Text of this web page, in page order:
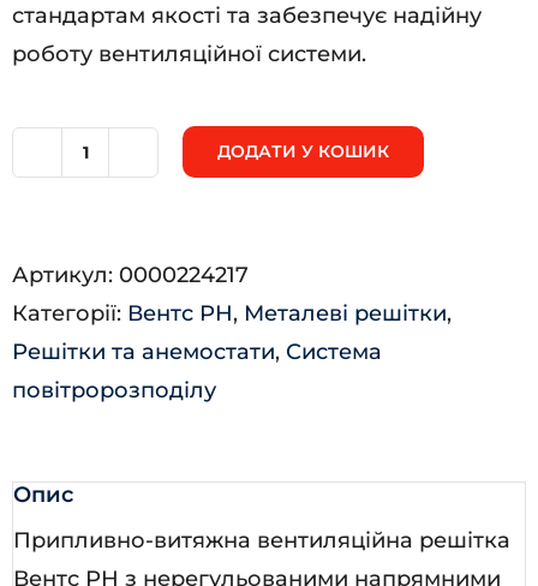
стандартам якості та забезпечує надійну
роботу вентиляційної системи.
ДОДАТИ У КОШИК
Артикул: 0000224217
Категорії: Вентс РН, Металеві решітки,
Решітки та анемостати, Система
повітророзподілу
Опис
Припливно-витяжна вентиляційна решітка
Вентс РН з нерегульованими напрямними